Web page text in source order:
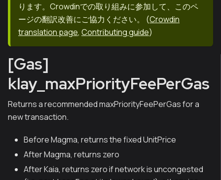
ります。Crowdinでの取り組みに参加して、このペ
ージの翻訳改善にご協力ください。
(Crowdin
translation page, Contributing guide)
[Gas]
klay_maxPriorityFeePerGas
Returns a recommended maxPriorityFeePerGas for a
new transaction.
Before Magma, returns the fixed UnitPrice
After Magma, returns zero
After Kaia, returns zero if network is uncongested